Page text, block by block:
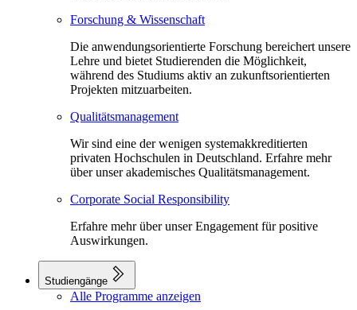
Forschung & Wissenschaft
Die anwendungsorientierte Forschung bereichert unsere
Lehre und bietet Studierenden die Möglichkeit,
während des Studiums aktiv an zukunftsorientierten
Projekten mitzuarbeiten.
Qualitätsmanagement
Wir sind eine der wenigen systemakkreditierten
privaten Hochschulen in Deutschland. Erfahre mehr
über unser akademisches Qualitätsmanagement.
Corporate Social Responsibility
Erfahre mehr über unser Engagement für positive
Auswirkungen.
Studiengänge
Alle Programme anzeigen